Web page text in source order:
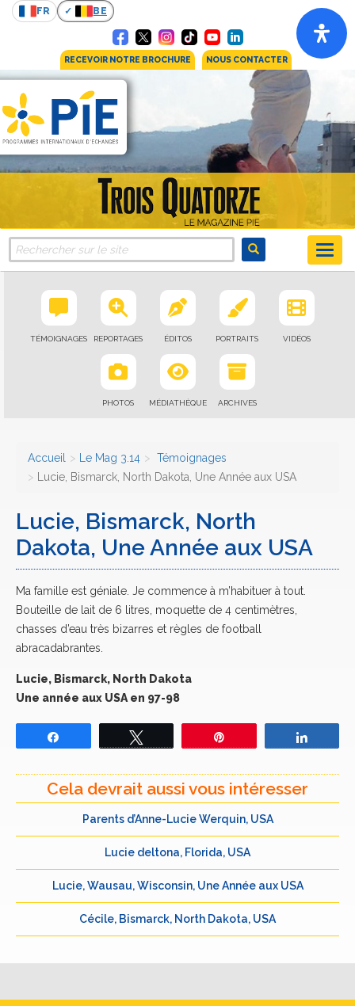
FR BE
RECEVOIR NOTRE BROCHURE NOUS CONTACTER
TÉMOIGNAGES REPORTAGES ÉDITOS PORTRAITS VIDÉOS
PHOTOS MÉDIATHÈQUE ARCHIVES
Accueil Le Mag 3.14
Témoignages
Lucie, Bismarck, North Dakota, Une Année aux USA
Lucie, Bismarck, North
Dakota, Une Année aux USA
Ma famille est géniale. Je commence à m’habituer à tout.
Bouteille de lait de 6 litres, moquette de 4 centimètres,
chasses d’eau très bizarres et règles de football
abracadabrantes.
Lucie, Bismarck, North Dakota
Une année aux USA en 97-98
Cela devrait aussi vous intéresser
Parents d’Anne-Lucie Werquin, USA
Lucie deltona, Florida, USA
Lucie, Wausau, Wisconsin, Une Année aux USA
Cécile, Bismarck, North Dakota, USA